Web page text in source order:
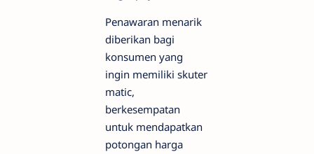
Penawaran menarik
diberikan bagi
konsumen yang
ingin memiliki skuter
matic,
berkesempatan
untuk mendapatkan
potongan harga